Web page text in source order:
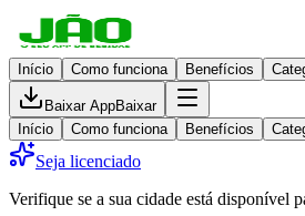
Início Como funciona Benefícios
Baixar AppBaixar
Início
Como funciona Benefícios
Seja licenciado
Verifique se a sua cidade está disponível